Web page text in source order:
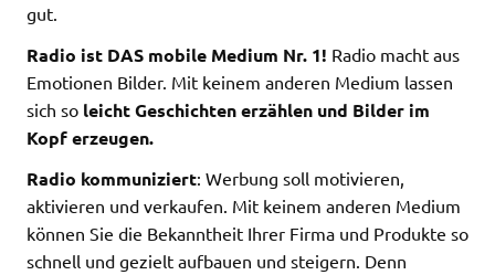
gut.
Radio ist DAS mobile Medium Nr. 1! Radio macht aus
Emotionen Bilder. Mit keinem anderen Medium lassen
sich so leicht Geschichten erzählen und Bilder im
Kopf erzeugen.
Radio kommuniziert: Werbung soll motivieren,
aktivieren und verkaufen. Mit keinem anderen Medium
können Sie die Bekanntheit Ihrer Firma und Produkte so
schnell und gezielt aufbauen und steigern. Denn